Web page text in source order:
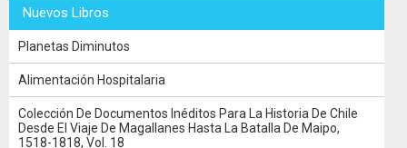
Nuevos Libros
Planetas Diminutos
Alimentación Hospitalaria
Colección De Documentos Inéditos Para La Historia De Chile
Desde El Viaje De Magallanes Hasta La Batalla De Maipo,
1518-1818, Vol. 18